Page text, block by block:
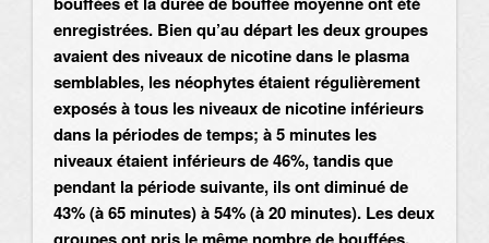
enregistrées. Bien qu’au départ les deux groupes
avaient des niveaux de nicotine dans le plasma
semblables, les néophytes étaient régulièrement
exposés à tous les niveaux de nicotine inférieurs
dans la périodes de temps; à 5 minutes les
niveaux étaient inférieurs de 46%, tandis que
pendant la période suivante, ils ont diminué de
43% (à 65 minutes) à 54% (à 20 minutes). Les deux